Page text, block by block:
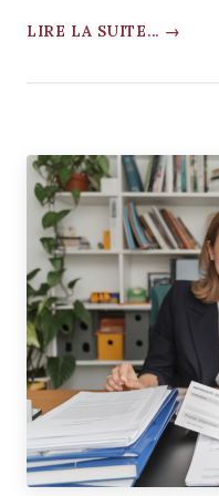
LIRE LA SUITE... →